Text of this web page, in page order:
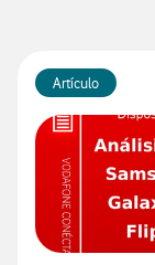
Artículo